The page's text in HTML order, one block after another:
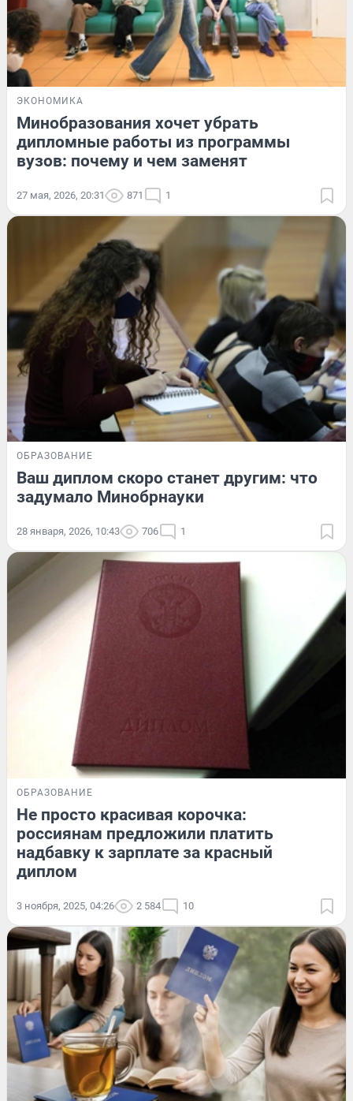
ЭКОНОМИКА
Минобразования хочет убрать
дипломные работы из программы
вузов: почему и чем заменят
27 мая, 2026, 20:31 871 1
ОБРАЗОВАНИЕ
Ваш диплом скоро станет другим: что
задумало Минобрнауки
28 января, 2026, 10:43 706 1
ОБРАЗОВАНИЕ
Не просто красивая корочка:
россиянам предложили платить
надбавку к зарплате за красный
диплом
3 ноября, 2025, 04:26 2 584 10